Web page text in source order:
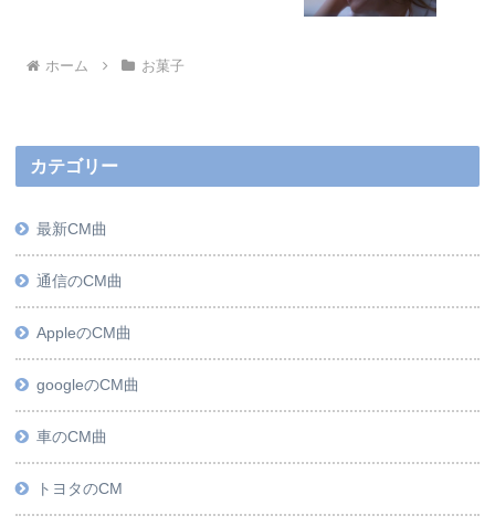
ホーム お菓子
カテゴリー
最新CM曲
通信のCM曲
AppleのCM曲
googleのCM曲
車のCM曲
トヨタのCM